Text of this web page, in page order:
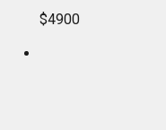
$4900